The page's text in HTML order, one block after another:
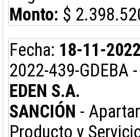
Monto: $
Fecha: 18-11-2022
2022-439-GDEBA
EDEN S.A.
SANCIÓN -
Producto y